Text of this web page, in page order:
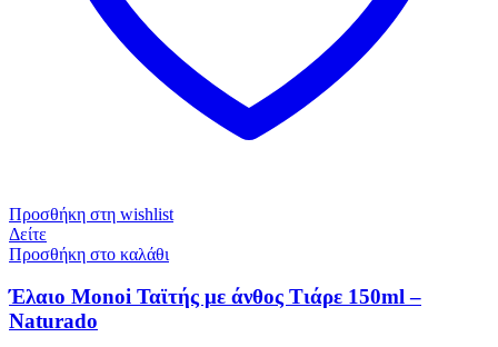
Προσθήκη στη wishlist
Δείτε
Προσθήκη στο καλάθι
Έλαιο Monoi Ταϊτής με άνθος Τιάρε 150ml –
Naturado